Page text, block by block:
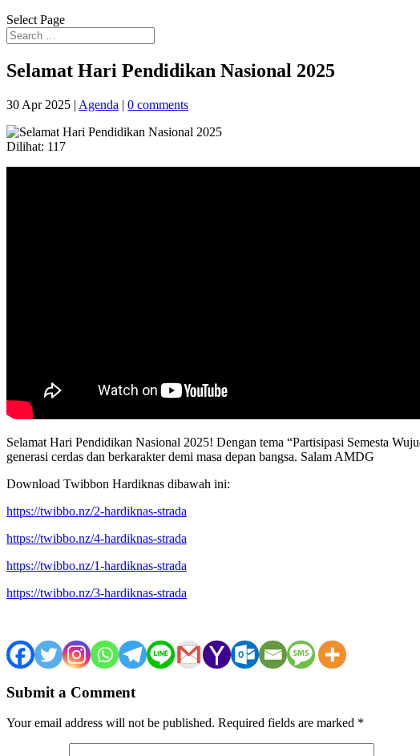
Select Page
Selamat Hari Pendidikan Nasional 2025
30 Apr 2025 | Agenda | 0 comments
Dilihat: 117
Selamat Hari Pendidikan Nasional 2025! Dengan tema “Partisipasi Semesta
generasi cerdas dan berkarakter demi masa depan bangsa. Salam AMDG
Download Twibbon Hardiknas dibawah ini:
https://twibbo.nz/2-hardiknas-strada
https://twibbo.nz/4-hardiknas-strada
https://twibbo.nz/1-hardiknas-strada
https://twibbo.nz/3-hardiknas-strada
Submit a Comment
Your email address will not be published. Required fields are marked *